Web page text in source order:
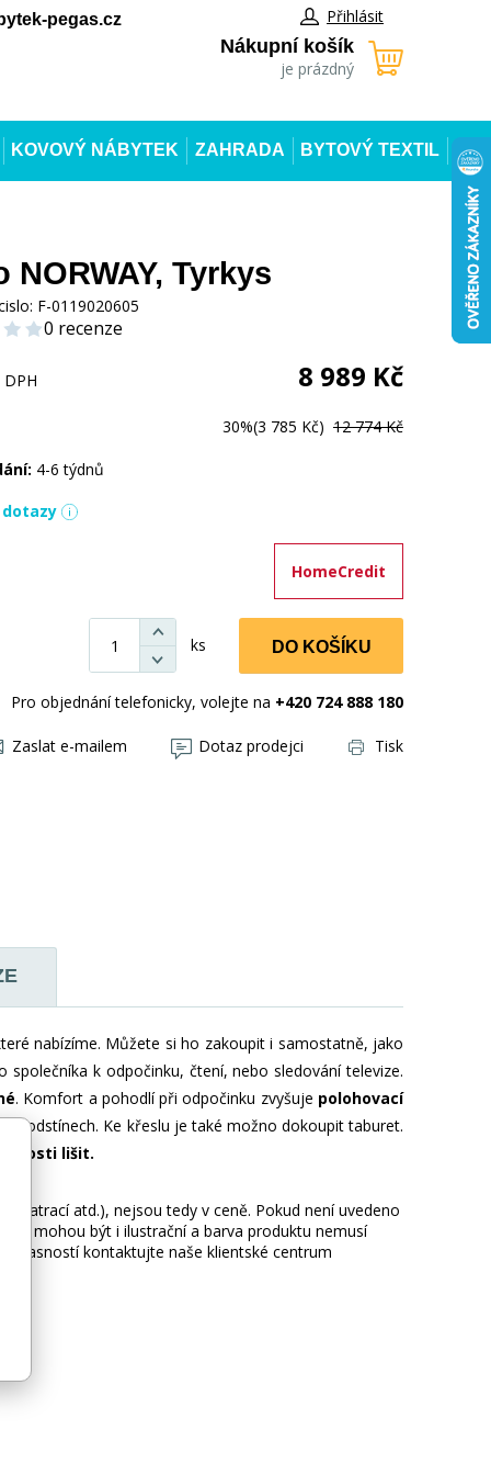
pegas.cz Přihlásit
Nákupní košík
je prázdný
KOVOVÝ NÁBYTEK ZAHRADA BYTOVÝ TEXTIL
NORWAY, Tyrkys
F-0119020605
0 recenze
8 989 Kč
30%(3 785 Kč) 12 774 Kč
4-6 týdnů
dotazy
HomeCredit
ks DO KOŠÍKU
Pro objednání telefonicky, volejte na +420 724 888 180
Zaslat e-mailem Dotaz prodejci Tisk
nabízíme. Můžete si ho zakoupit i samostatně, jako
k odpočinku, čtení, nebo sledování televize.
. Komfort a pohodlí při odpočinku zvyšuje polohovací
odstínech. Ke křeslu je také možno dokoupit taburet.
lišit.
atd.), nejsou tedy v ceně. Pokud není uvedeno
mohou být i ilustrační a barva produktu nemusí
kontaktujte naše klientské centrum